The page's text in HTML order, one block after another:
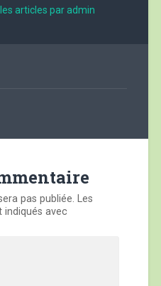
articles par admin
pas publiée. Les
indiqués avec